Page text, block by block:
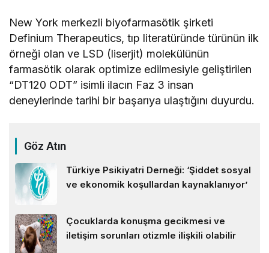
New York merkezli biyofarmasötik şirketi
Definium Therapeutics, tıp literatüründe türünün ilk
örneği olan ve LSD (liserjit) molekülünün
farmasötik olarak optimize edilmesiyle geliştirilen
“DT120 ODT” isimli ilacın Faz 3 insan
deneylerinde tarihi bir başarıya ulaştığını duyurdu.
Göz Atın
Türkiye Psikiyatri Derneği: ‘Şiddet sosyal
ve ekonomik koşullardan kaynaklanıyor’
Çocuklarda konuşma gecikmesi ve
iletişim sorunları otizmle ilişkili olabilir